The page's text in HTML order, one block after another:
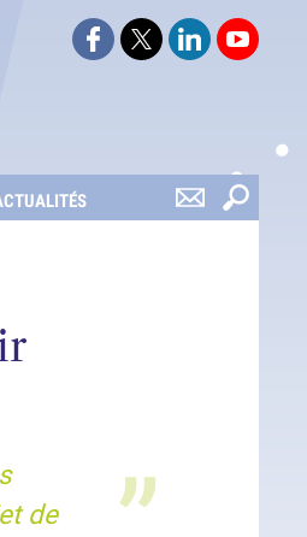
Suivez-nous sur
Suivez-nous sur
Retrouvez-
de